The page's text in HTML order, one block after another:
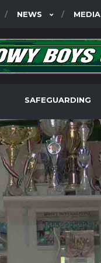
NEWS MEDIA
SAFEGUARDING